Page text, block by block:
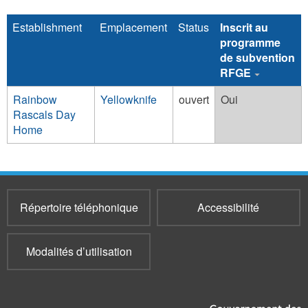
Establishment Emplacement Status
Inscrit au
programme
de subvention
RFGE
Rainbow
Rascals Day
Home
Yellowknife ouvert Oui
Répertoire téléphonique Accessibilité
Modalités d’utilisation